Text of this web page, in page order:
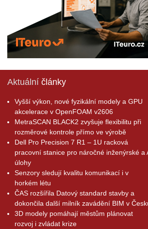
Aktuální články
Vyšší výkon, nové fyzikální modely a GPU
akcelerace v OpenFOAM v2606
MetraSCAN BLACK2 zvyšuje flexibilitu při
rozměrové kontrole přímo ve výrobě
Dell Pro Precision 7 R1 – 1U racková
pracovní stanice pro náročné inženýrské a
úlohy
Senzory sledují kvalitu komunikací i v
horkém létu
ČAS rozšířila Datový standard stavby a
dokončila další milník zavádění BIM v
3D modely pomáhají městům plánovat
rozvoj i zvládat krize